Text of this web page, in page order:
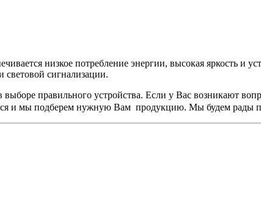
низкое потребление энергии, высокая яркость и
световой сигнализации.
выборе правильного устройства. Если у Вас возникают
и мы подберем нужную Вам продукцию. Мы будем рады